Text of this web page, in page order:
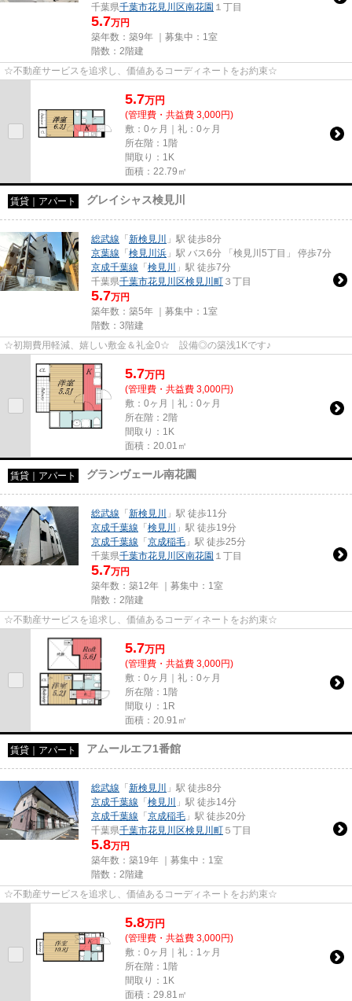
千葉県千葉市花見川区南花園 １丁目
5.7万円
築年数：築9年 ｜募集中： 1室
階数：2階建
☆不動産サービスを追求し、価値あるコーディネートをお約束☆
5.7万円
(管理費・共益費 3,000円)
敷：0ヶ月｜礼：0ヶ月
所在階：1階
間取り：1K
面積：22.79㎡
賃貸｜アパート グレイシャス検見川
総武線 「新検見川
」駅 徒歩8分
京葉線 「検見川浜 」駅 バス6分 「検見川5丁目」 停歩7分
京成千葉線 「検見川
」駅 徒歩7分
千葉県千葉市花見川区検見川町 ３丁目
5.7万円
築年数：築5年 ｜募集中： 1室
階数：3階建
☆初期費用軽減、嬉しい敷金＆礼金0☆ 設備◎の築浅1Kです♪
5.7万円
(管理費・共益費 3,000円)
敷：0ヶ月｜礼：0ヶ月
所在階：2階
間取り：1K
面積：20.01㎡
賃貸｜アパート グランヴェール南花園
総武線 「新検見川
」駅 徒歩11分
京成千葉線 「検見川
」駅 徒歩19分
京成千葉線 「京成稲毛 」駅 徒歩25分
千葉県千葉市花見川区南花園 １丁目
5.7万円
築年数：築12年 ｜募集中： 1室
階数：2階建
☆不動産サービスを追求し、価値あるコーディネートをお約束☆
5.7万円
(管理費・共益費 3,000円)
敷：0ヶ月｜礼：0ヶ月
所在階：1階
間取り：1R
面積：20.91㎡
賃貸｜アパート アムールエフ1番館
総武線 「新検見川
」駅 徒歩8分
京成千葉線 「検見川
」駅 徒歩14分
京成千葉線 「京成稲毛 」駅 徒歩20分
千葉県千葉市花見川区検見川町 ５丁目
5.8万円
築年数：築19年 ｜募集中： 1室
階数：2階建
☆不動産サービスを追求し、価値あるコーディネートをお約束☆
5.8万円
(管理費・共益費 3,000円)
敷：0ヶ月｜礼：1ヶ月
所在階：1階
間取り：1K
面積：29.81㎡